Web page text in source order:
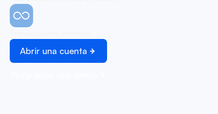
Abrir una cuenta